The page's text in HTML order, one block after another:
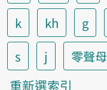
k
kh g
s
j
零聲母
重新選索引